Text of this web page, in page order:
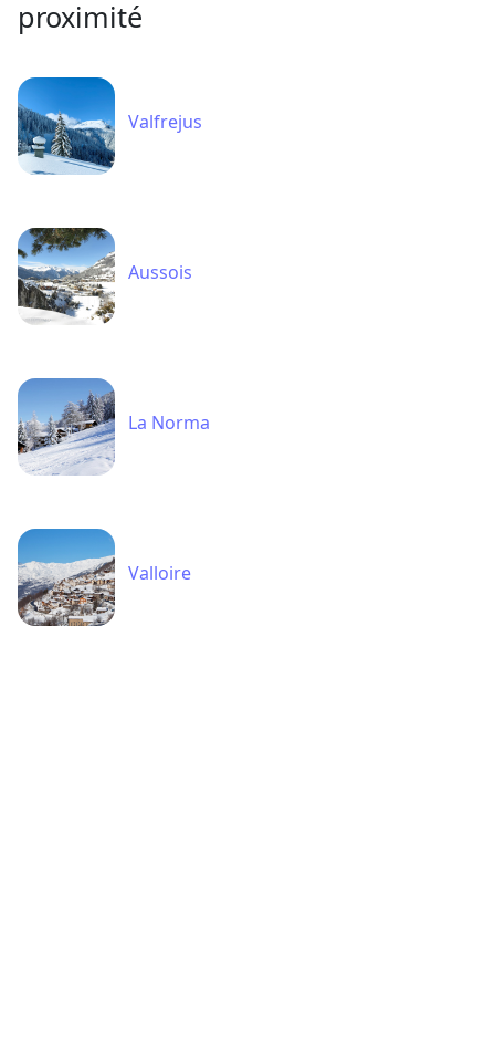
proximité
Valfrejus
Aussois
La Norma
Valloire